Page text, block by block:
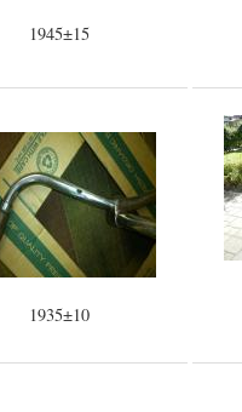
1945±15
1935±10